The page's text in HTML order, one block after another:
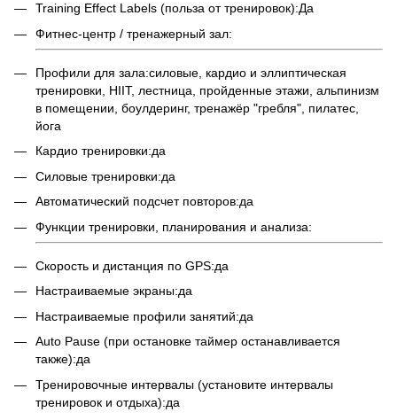
Training Effect Labels (польза от тренировок):Да
Фитнес-центр / тренажерный зал:
Профили для зала:силовые, кардио и эллиптическая
тренировки, HIIT, лестница, пройденные этажи, альпинизм
в помещении, боулдеринг, тренажёр "гребля", пилатес,
йога
Кардио тренировки:да
Силовые тренировки:да
Автоматический подсчет повторов:да
Функции тренировки, планирования и анализа:
Скорость и дистанция по GPS:да
Настраиваемые экраны:да
Настраиваемые профили занятий:да
Auto Pause (при остановке таймер останавливается
также):да
Тренировочные интервалы (установите интервалы
тренировок и отдыха):да